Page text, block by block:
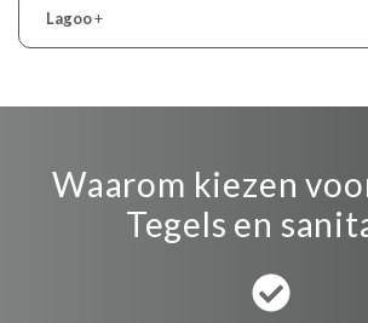
Lagoo+
Waarom kiezen
Tegels en